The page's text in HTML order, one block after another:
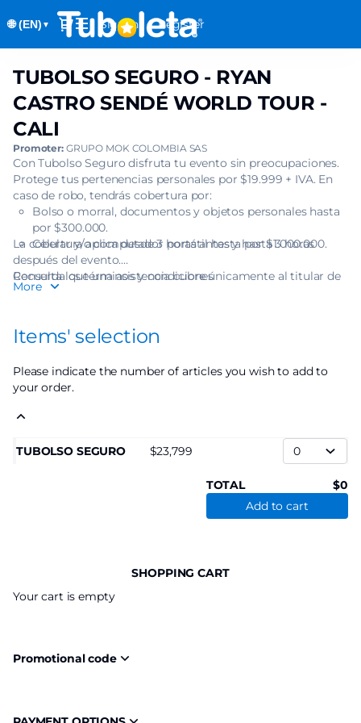
🌐 (EN) ▼ Dialog
Sign in Register
selection
RYAN
CASTRO
SENDÉ
WORLD
TOUR
CALI]
Tuboleta.com
TUBOLSO
-
RYAN
CASTRO
SENDÉ
WORLD
TOUR
CALI
TUBOLSO SEGURO - RYAN
CASTRO SENDÉ WORLD TOUR -
CALI
Promoter: GRUPO MOK COLOMBIA SAS
Con Tubolso Seguro disfruta tu evento sin preocupaciones.
Protege tus pertenencias personales por $19.999 + IVA. En
caso de robo, tendrás cobertura por:
Bolso o morral, documentos y objetos personales hasta
por $300.000.
Celular y/o computador portátil hasta por $1.000.000.
La cobertura aplica desde 3 horas antes y hasta 3 horas
después del evento.
Recuerda que una asistencia cubre únicamente al titular de
una (1) boleta.
Consulta los términos y condiciones
More
Items' selection
Please indicate the number of articles you wish to add to
your order.
TUBOLSO SEGURO 23,799
TOTAL
0
Add to cart
SHOPPING CART
Your cart is empty
Promotional code